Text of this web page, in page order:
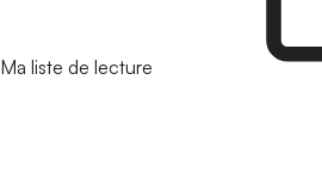
Ma liste de lecture